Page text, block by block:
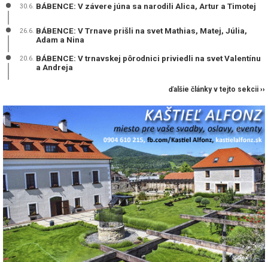
30.6. BÁBENCE: V závere júna sa narodili Alica, Artur a Timotej
26.6. BÁBENCE: V Trnave prišli na svet Mathias, Matej, Júlia,
Adam a Nina
20.6. BÁBENCE: V trnavskej pôrodnici priviedli na svet Valentínu
a Andreja
ďalšie články v tejto sekcii ››